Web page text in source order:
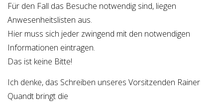
Für den Fall das Besuche notwendig sind, liegen
Anwesenheitslisten aus.
Hier muss sich jeder zwingend mit den notwendigen
Informationen eintragen.
Das ist keine Bitte!
Ich denke, das Schreiben unseres Vorsitzenden Rainer
Quandt bringt die